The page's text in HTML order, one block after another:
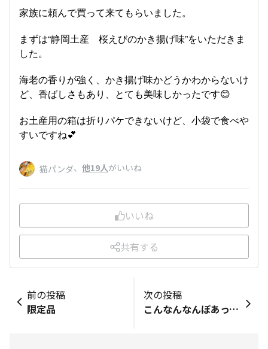
家族に頼んで買って来てもらいました。
まずは“静岡土産 桜えびのかき揚げ味”をいただきま
した。
海老の香りが強く、かき揚げ味かどうかわからないけ
ど、香ばしさもあり、とても美味しかったです😊
お土産用の箱は折りパケできないけど、小袋で食べや
すいですね💕
猫パンダ、 他19人がいいね
いいね
共有する
前の投稿
限定品
次の投稿
こんなんなんぼあってもええですからね❗️